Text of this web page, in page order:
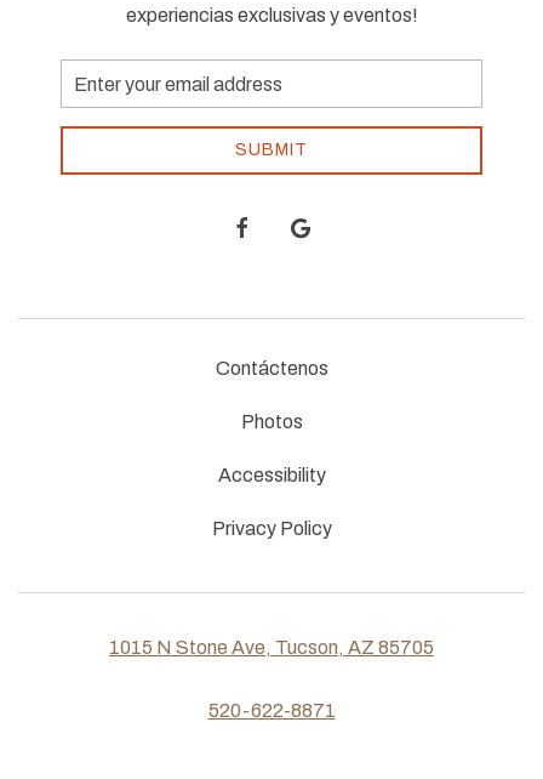
experiencias exclusivas y eventos!
Email
Address
SUBMIT
facebookgoogle
Contáctenos
Photos
Accessibility
Privacy Policy
1015 N Stone Ave, Tucson, AZ 85705
520-622-8871